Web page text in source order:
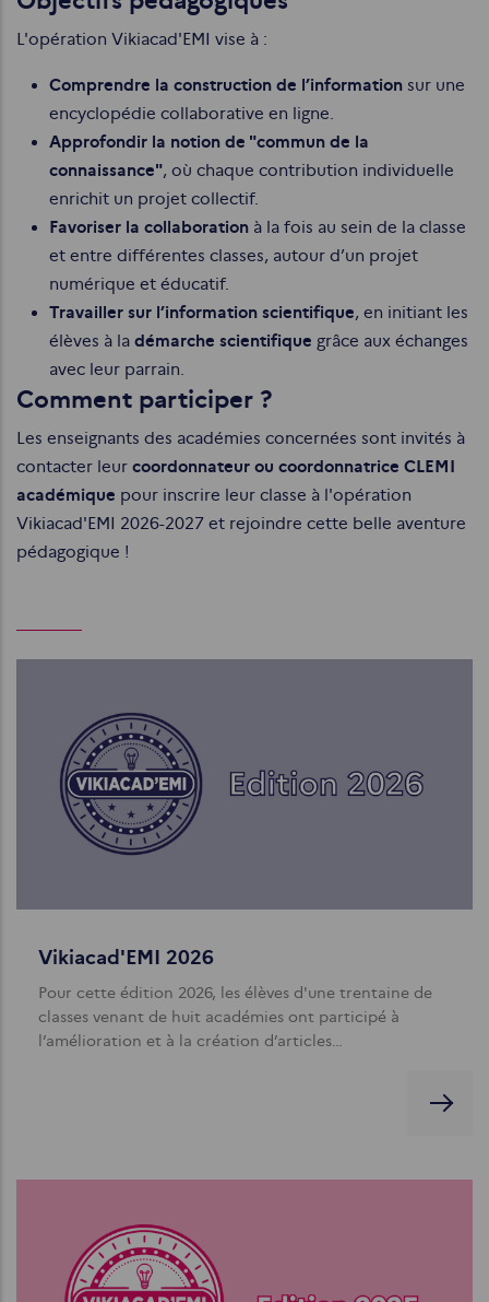
L'opération Vikiacad'EMI vise à :
Comprendre la construction de l’information sur une
encyclopédie collaborative en ligne.
Approfondir la notion de "commun de la
connaissance", où chaque contribution individuelle
enrichit un projet collectif.
Favoriser la collaboration à la fois au sein de la classe
et entre différentes classes, autour d’un projet
numérique et éducatif.
Travailler sur l’information scientifique, en initiant les
élèves à la démarche scientifique grâce aux échanges
avec leur parrain.
Comment participer ?
Les enseignants des académies concernées sont invités à
contacter leur coordonnateur ou coordonnatrice CLEMI
académique pour inscrire leur classe à l'opération
Vikiacad'EMI 2026-2027 et rejoindre cette belle aventure
pédagogique !
Vikiacad'EMI 2026
Pour cette édition 2026, les élèves d'une trentaine de
classes venant de huit académies ont participé à
l’amélioration et à la création d’articles…